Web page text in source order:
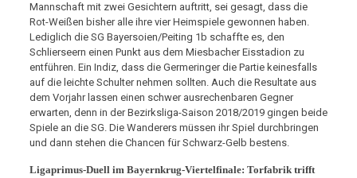
Mannschaft mit zwei Gesichtern auftritt, sei gesagt, dass die
Rot-Weißen bisher alle ihre vier Heimspiele gewonnen haben.
Lediglich die SG Bayersoien/Peiting 1b schaffte es, den
Schlierseern einen Punkt aus dem Miesbacher Eisstadion zu
entführen. Ein Indiz, dass die Germeringer die Partie keinesfalls
auf die leichte Schulter nehmen sollten. Auch die Resultate aus
dem Vorjahr lassen einen schwer ausrechenbaren Gegner
erwarten, denn in der Bezirksliga-Saison 2018/2019 gingen beide
Spiele an die SG. Die Wanderers müssen ihr Spiel durchbringen
und dann stehen die Chancen für Schwarz-Gelb bestens.
Ligaprimus-Duell im Bayernkrug-Viertelfinale: Torfabrik trifft